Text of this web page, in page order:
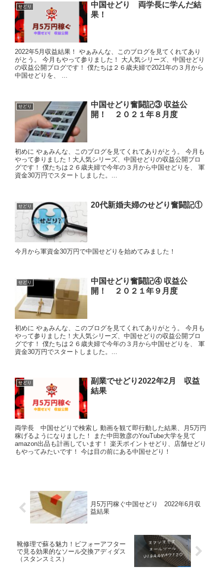
せどり
中国せどり 両学長に学んだ結
果！
2022年5月収益結果！ やぁみんな、このブログを見てくれてあり
がとう。 今月もやって参りました！ 大人気シリーズ、中国せどり
の収益公開ブログです！ 僕たちは２６歳夫婦で2021年の３月から
中国せどりを、 ...
せどり
中国せどり奮闘記③ 収益公
開！ ２０２１年８月度
初めに やぁみんな、このブログを見てくれてありがとう。 今月も
やって参りました！大人気シリーズ、中国せどりの収益公開ブロ
グです！ 僕たちは２６歳夫婦で今年の３月から中国せどりを、 軍
資金30万円でスタートしました。...
せどり 20代新婚夫婦のせどり奮闘記①
今月から軍資金30万円で中国せどりを始めてみました！
せどり
中国せどり奮闘記④ 収益公
開！ ２０２１年９月度
初めに やぁみんな、このブログを見てくれてありがとう。 今月も
やって参りました！大人気シリーズ、中国せどりの収益公開ブロ
グです！ 僕たちは２６歳夫婦で今年の３月から中国せどりを、 軍
資金30万円でスタートしました。...
せどり
副業でせどり2022年2月 収益
結果
両学長 中国せどりで検索し 動画を観て即行動した結果、月5万円
稼げるようになりました！ また中田敦彦のYouTube大学を見て
amazon出品も計画しています！ 楽天ポイントせどり、店舗せどり
もやってみたいです！ 今は目の前にある中国せどり！
月5万円稼ぐ中国せどり 2022年6月収
益結果
靴修理で蘇る魅力！ビフォーアフター
で見る効果的なソール交換アディダス
（スタンスミス）